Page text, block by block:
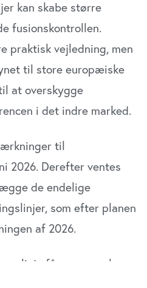
kan skabe større
fusionskontrollen.
praktisk vejledning, men
til store europæiske
at overskygge
i det indre marked.
til
2026. Derefter ventes
de endelige
som efter planen
af 2026.
linje får gennemslag,